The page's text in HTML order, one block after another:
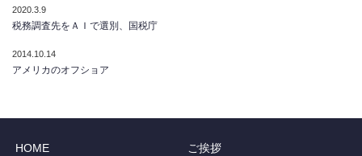
2020.3.9
税務調査先をＡＩで選別、国税庁
2014.10.14
アメリカのオフショア
HOME ご挨拶